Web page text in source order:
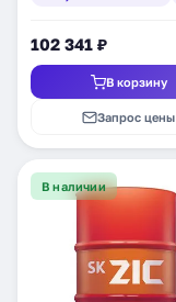
102 341 ₽
В корзину
Запрос цены
В наличии